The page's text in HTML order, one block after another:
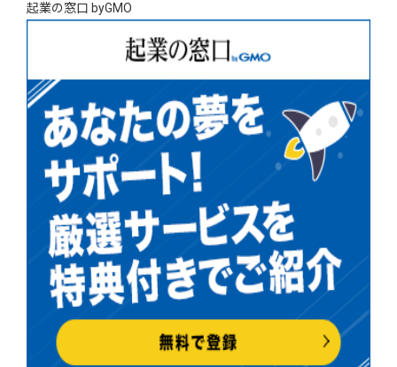
起業の窓口 byGMO